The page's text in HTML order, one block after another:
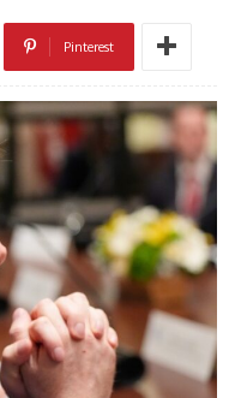
Pinterest